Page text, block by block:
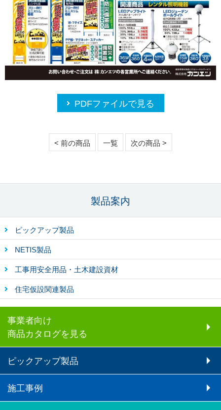
PDFファイルで見る
< 前の商品 一覧 次の商品 >
製品案内
ピックアップ製品
NETIS製品
工事用安全用品・土木建設資材
住宅仮設関連製品
事業者向け
商品カタログを見る
ピックアップ製品
施工事例